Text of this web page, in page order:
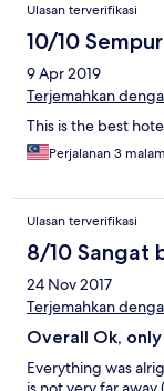
Ulasan terverifikasi
10/10
9 Apr 2019
Terjemahkan
This is the best
Perjalanan 3 malam
Ulasan terverifikasi
8/10 Sangat
24 Nov 2017
Terjemahkan
Overall Ok,
Everything was